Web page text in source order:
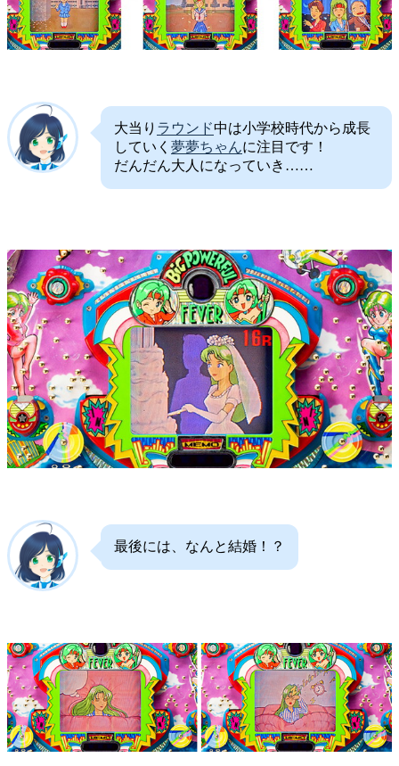
大当り ラウンド中は小学校時代から成長
していく夢夢ちゃんに注目です！
だんだん大人になっていき……
最後には、なんと結婚！？